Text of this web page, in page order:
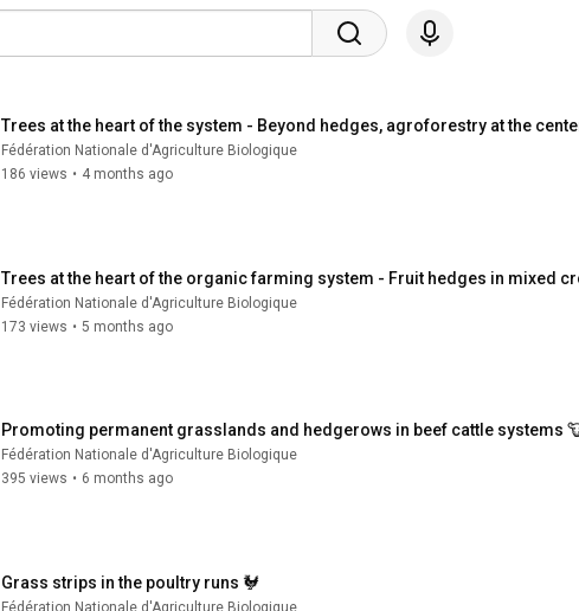
Trees at the heart of the system - Beyond hedges, agroforestry at the
Fédération Nationale d'Agriculture Biologique
186 views • 4 months ago
Trees at the heart of the organic farming system - Fruit hedges in mixed
Fédération Nationale d'Agriculture Biologique
173 views • 5 months ago
Promoting permanent grasslands and hedgerows in beef cattle systems
Fédération Nationale d'Agriculture Biologique
395 views • 6 months ago
Grass strips in the poultry runs 🐓
Fédération Nationale d'Agriculture Biologique